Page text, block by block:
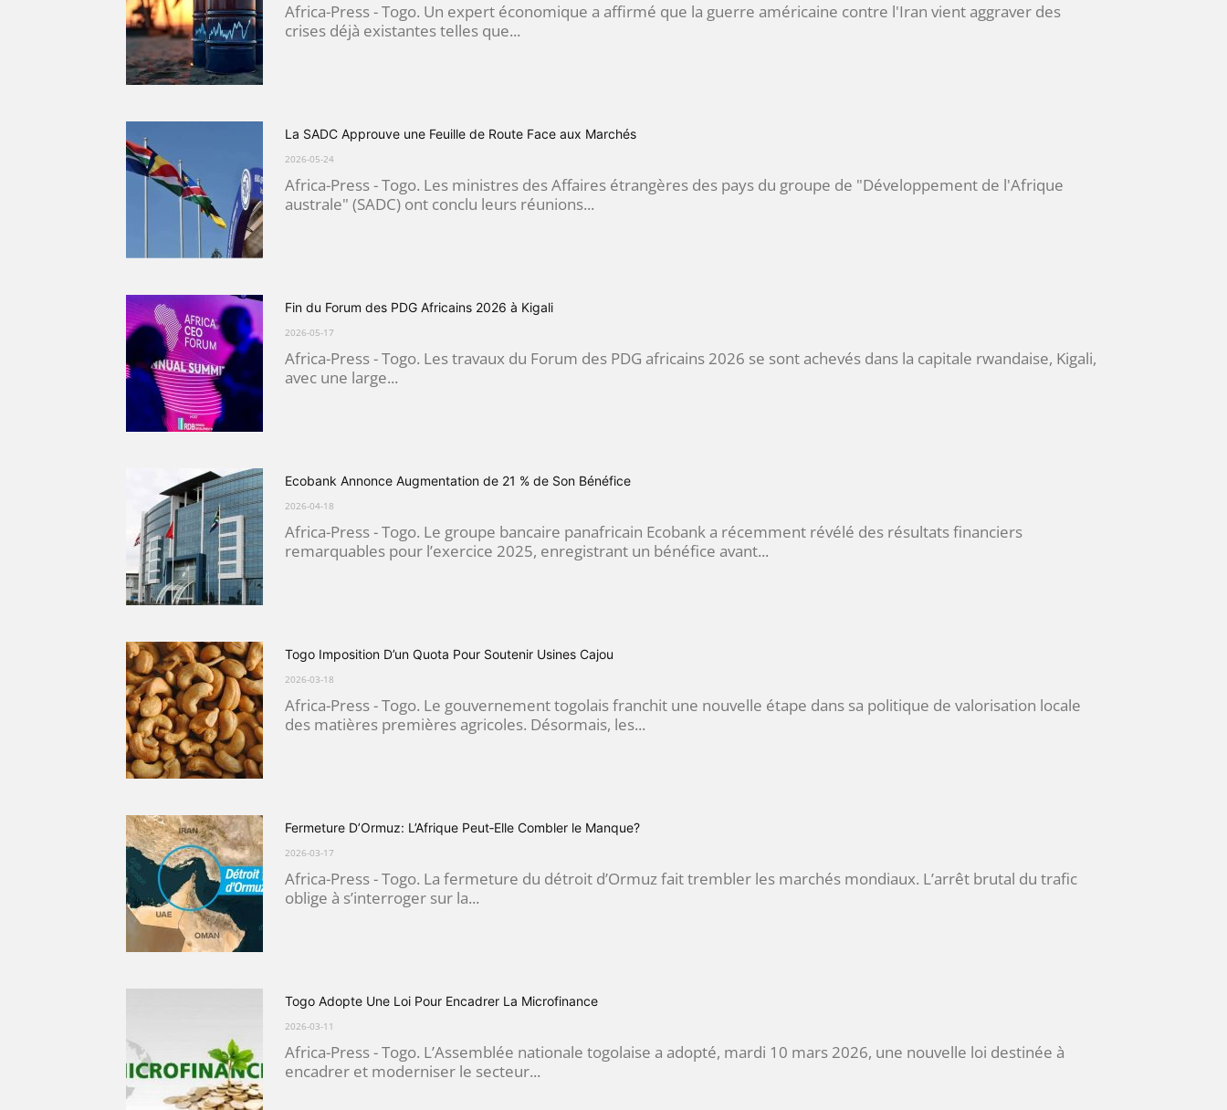
Africa-Press - Togo. Un expert économique a affirmé que la guerre américaine contre l'Iran vient aggraver des
crises déjà existantes telles que...
La SADC Approuve une Feuille de Route Face aux Marchés
2026-05-24
Africa-Press - Togo. Les ministres des Affaires étrangères des pays du groupe de "Développement de l'Afrique
australe" (SADC) ont conclu leurs réunions...
Fin du Forum des PDG Africains 2026 à Kigali
2026-05-17
Africa-Press - Togo. Les travaux du Forum des PDG africains 2026 se sont achevés dans la capitale rwandaise, Kigali,
avec une large...
Ecobank Annonce Augmentation de 21 % de Son Bénéfice
2026-04-18
Africa-Press - Togo. Le groupe bancaire panafricain Ecobank a récemment révélé des résultats financiers
remarquables pour l’exercice 2025, enregistrant un bénéfice avant...
Togo Imposition D’un Quota Pour Soutenir Usines Cajou
2026-03-18
Africa-Press - Togo. Le gouvernement togolais franchit une nouvelle étape dans sa politique de valorisation locale
des matières premières agricoles. Désormais, les...
Fermeture D’Ormuz: L’Afrique Peut‐Elle Combler le Manque?
2026-03-17
Africa-Press - Togo. La fermeture du détroit d’Ormuz fait trembler les marchés mondiaux. L’arrêt brutal du trafic
oblige à s’interroger sur la...
Togo Adopte Une Loi Pour Encadrer La Microfinance
2026-03-11
Africa-Press - Togo. L’Assemblée nationale togolaise a adopté, mardi 10 mars 2026, une nouvelle loi destinée à
encadrer et moderniser le secteur...